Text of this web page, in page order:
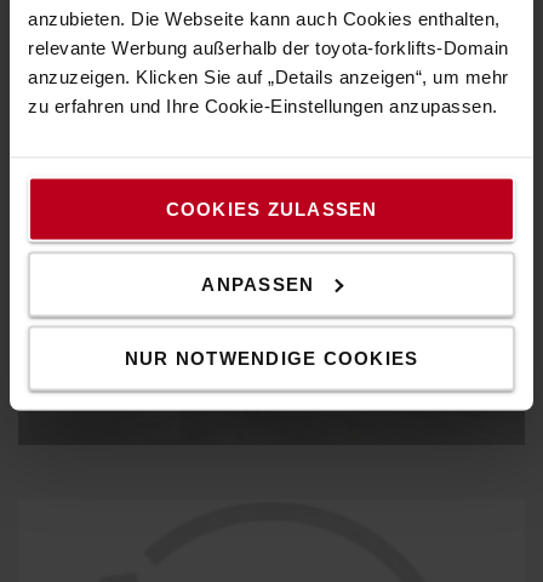
anzubieten. Die Webseite kann auch Cookies enthalten,
relevante Werbung außerhalb der toyota-forklifts-Domain
anzuzeigen. Klicken Sie auf „Details anzeigen“, um mehr
zu erfahren und Ihre Cookie-Einstellungen anzupassen.
COOKIES ZULASSEN
ANPASSEN
NUR NOTWENDIGE COOKIES
Stapler ideal für den Einsatz in schmalen Gängen - das spart
Lagerplatz und kosten.